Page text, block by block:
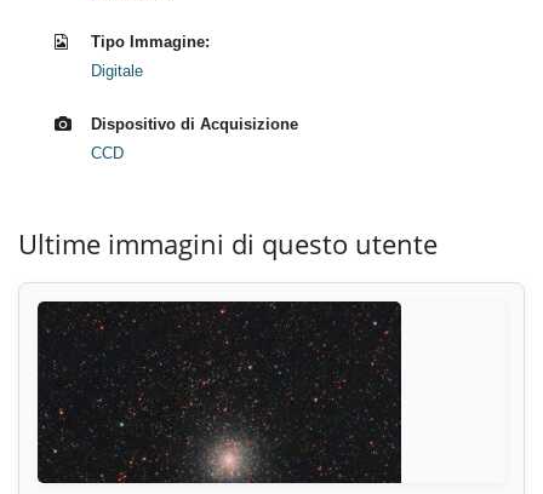
Tipo Immagine:
Digitale
Dispositivo di Acquisizione
CCD
Ultime immagini di questo utente